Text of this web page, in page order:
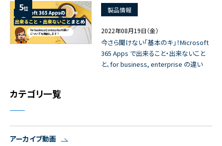
5位 製品情報
2022年08月19日（金）
今さら聞けない「基本のキ」！Microsoft
365 Apps で出来ること・出来ないこと
と、for business, enterprise の違い
カテゴリ一覧
アーカイブ動画